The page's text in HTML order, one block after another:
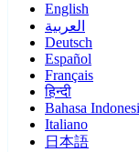
English
العربية
Deutsch
Español
Français
हिन्दी
Bahasa
Italiano
日本語